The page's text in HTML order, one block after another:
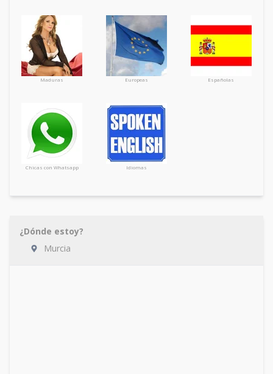
Maduras Europeas Españolas
Chicas con Whatsapp Idiomas
¿Dónde estoy?
Murcia